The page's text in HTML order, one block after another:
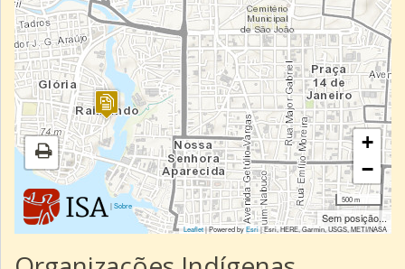
|Sobre
+
−
500 m
Sem posição...
Leaflet| Powered byEsri|Esri, HERE, Garmin, USGS, METI/NASA